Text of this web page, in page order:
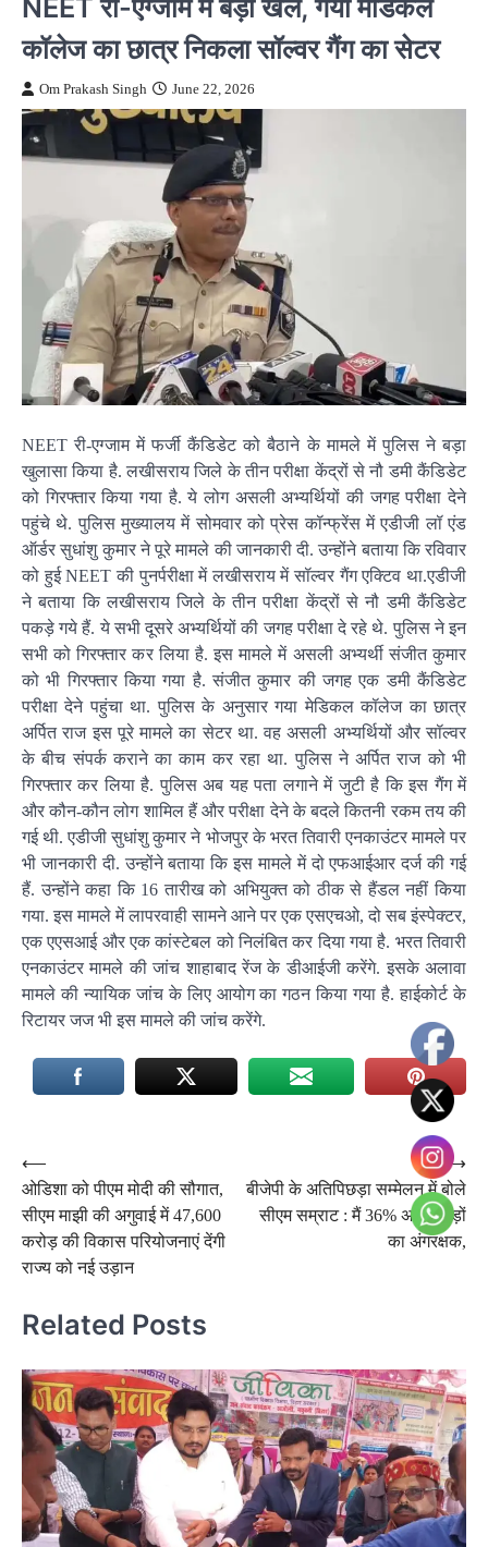
कॉलेज का छात्र निकला सॉल्वर गैंग का सेटर
Om Prakash Singh June 22, 2026
NEET री-एग्जाम में फर्जी कैंडिडेट को बैठाने के मामले में पुलिस ने बड़ा
खुलासा किया है. लखीसराय जिले के तीन परीक्षा केंद्रों से नौ डमी कैंडिडेट
को गिरफ्तार किया गया है. ये लोग असली अभ्यर्थियों की जगह परीक्षा देने
पहुंचे थे. पुलिस मुख्यालय में सोमवार को प्रेस कॉन्फ्रेंस में एडीजी लॉ एंड
ऑर्डर सुधांशु कुमार ने पूरे मामले की जानकारी दी. उन्होंने बताया कि रविवार
को हुई NEET की पुनर्परीक्षा में लखीसराय में सॉल्वर गैंग एक्टिव था.एडीजी
ने बताया कि लखीसराय जिले के तीन परीक्षा केंद्रों से नौ डमी कैंडिडेट
पकड़े गये हैं. ये सभी दूसरे अभ्यर्थियों की जगह परीक्षा दे रहे थे. पुलिस ने इन
सभी को गिरफ्तार कर लिया है. इस मामले में असली अभ्यर्थी संजीत कुमार
को भी गिरफ्तार किया गया है. संजीत कुमार की जगह एक डमी कैंडिडेट
परीक्षा देने पहुंचा था. पुलिस के अनुसार गया मेडिकल कॉलेज का छात्र
अर्पित राज इस पूरे मामले का सेटर था. वह असली अभ्यर्थियों और सॉल्वर
के बीच संपर्क कराने का काम कर रहा था. पुलिस ने अर्पित राज को भी
गिरफ्तार कर लिया है. पुलिस अब यह पता लगाने में जुटी है कि इस गैंग में
और कौन-कौन लोग शामिल हैं और परीक्षा देने के बदले कितनी रकम तय की
गई थी. एडीजी सुधांशु कुमार ने भोजपुर के भरत तिवारी एनकाउंटर मामले पर
भी जानकारी दी. उन्होंने बताया कि इस मामले में दो एफआईआर दर्ज की गई
हैं. उन्होंने कहा कि 16 तारीख को अभियुक्त को ठीक से हैंडल नहीं किया
गया. इस मामले में लापरवाही सामने आने पर एक एसएचओ, दो सब इंस्पेक्टर,
एक एएसआई और एक कांस्टेबल को निलंबित कर दिया गया है. भरत तिवारी
एनकाउंटर मामले की जांच शाहाबाद रेंज के डीआईजी करेंगे. इसके अलावा
मामले की न्यायिक जांच के लिए आयोग का गठन किया गया है. हाईकोर्ट के
रिटायर जज भी इस मामले की जांच करेंगे.
Post
navigation
⟵
ओडिशा को पीएम मोदी की सौगात,
सीएम माझी की अगुवाई में 47,600
करोड़ की विकास परियोजनाएं देंगी
राज्य को नई उड़ान
बीजेपी के अतिपिछड़ा सम्मेलन में बोले
सीएम सम्राट : मैं 36% अतिपिछड़ों
का अंगरक्षक,
⟶
Related Posts